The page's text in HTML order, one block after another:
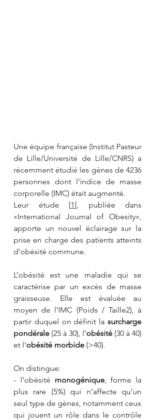
Une équipe française (Institut Pasteur
de Lille/Université de Lille/CNRS) a
récemment étudié les gènes de 4236
personnes dont l’indice de masse
corporelle (IMC) était augmenté.
Leur étude [1], publiée dans
«International Journal of Obesity»,
apporte un nouvel éclairage sur la
prise en charge des patients atteints
d’obésité commune.
L’obésité est une maladie qui se
caractérise par un excès de masse
graisseuse. Elle est évaluée au
moyen de l’IMC (Poids / Taille2), à
partir duquel on définit la surcharge
pondérale (25 à 30), l’obésité (30 à 40)
et l’obésité morbide (>40).
On distingue:
- l’obésité monogénique, forme la
plus rare (5%) qui n’affecte qu’un
seul type de gènes, notamment ceux
qui jouent un rôle dans le contrôle